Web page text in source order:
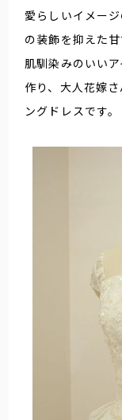
愛らしいイメー
の装飾を抑えた
肌馴染みのいい
作り、大人花嫁
ングドレスです。